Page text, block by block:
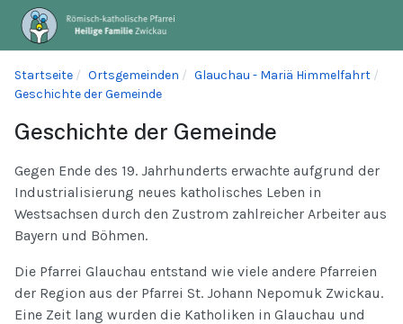
Startseite Ortsgemeinden
Glauchau - Mariä Himmelfahrt
Geschichte der Gemeinde
Geschichte der Gemeinde
Gegen Ende des 19. Jahrhunderts erwachte aufgrund der
Industrialisierung neues katholisches Leben in
Westsachsen durch den Zustrom zahlreicher Arbeiter aus
Bayern und Böhmen.
Die Pfarrei Glauchau entstand wie viele andere Pfarreien
der Region aus der Pfarrei St. Johann Nepomuk Zwickau.
Eine Zeit lang wurden die Katholiken in Glauchau und